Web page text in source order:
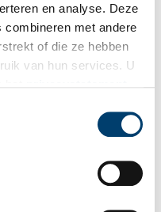
en analyse. Deze
combineren met andere
of die ze hebben
van hun services. U
de Nes mag dan zo nu en
zo wild als in de
nooit meer.